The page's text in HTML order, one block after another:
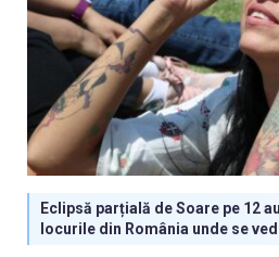
Eclipsă parțială de Soare pe 12
locurile din România unde se